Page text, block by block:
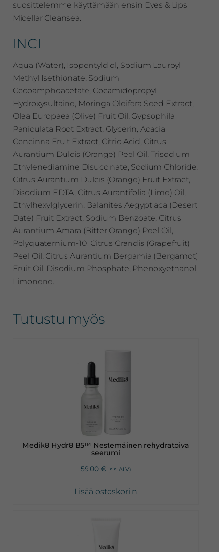
suosittelemme käyttämään ensin Eyes & Lips
Micellar Cleansea.
INCI
Aqua (Water), Isopentyldiol, Sodium Lauroyl
Methyl Isethionate, Sodium
Cocoamphoacetate, Cocamidopropyl
Hydroxysultaine, Moringa Oleifera Seed Extract,
Olea Europaea (Olive) Fruit Oil, Gypsophila
Paniculata Root Extract, Glycerin, Acacia
Concinna Fruit Extract, Citric Acid, Citrus
Aurantium Dulcis (Orange) Peel Oil, Trisodium
Ethylenediamine Disuccinate, Sodium Chloride,
Citrus Aurantium Dulcis (Orange) Fruit Extract,
Disodium EDTA, Citrus Aurantifolia (Lime) Oil,
Ethylhexylglycerin, Balanites Aegyptiaca (Desert
Date) Fruit Extract, Sodium Benzoate, Citrus
Aurantium Amara (Bitter Orange) Peel Oil,
Polyquaternium-10, Citrus Grandis (Grapefruit)
Peel Oil, Citrus Aurantium Bergamia (Bergamot)
Fruit Oil, Disodium Phosphate, Phenoxyethanol,
Limonene.
Tutustu myös
Medik8 Hydr8 B5™ Nestemäinen rehydratoiva
seerumi
59,00 € (sis. ALV)
Lisää ostoskoriin